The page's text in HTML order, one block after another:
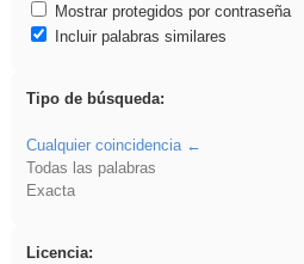
Mostrar protegidos por contraseña
Incluir palabras similares
Tipo de búsqueda:
Cualquier coincidencia
Todas las palabras
Exacta
Licencia: